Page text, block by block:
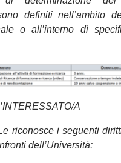
definiti nell’ambito
o all’interno di
A
riconosce i seguenti
dell’Università: